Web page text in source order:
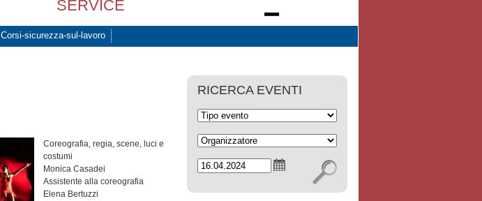
SERVICE
Corsi-sicurezza-sul-lavoro
Coreografia, regia, scene, luci e
costumi
Monica Casadei
Assistente alla coreografia
Elena Bertuzzi
RICERCA EVENTI